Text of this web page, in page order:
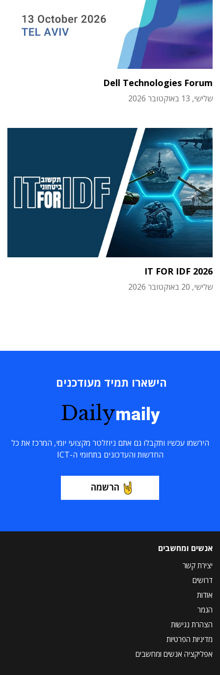
Dell Technologies Forum
שלישי, 13 באוקטובר 2026
IT FOR IDF 2026
שלישי, 20 באוקטובר 2026
הישארו תמיד מעודכנים
Dailymaily
הירשמו עכשיו ותקבלו גם אתם ניוזלטר מקצועי יומי, המרכז את כל
החדשות והעדכונים בתחומי ה-ICT
הרשמה
אנשים ומחשבים
יצירת קשר
דרושים
אודות
הנמר
הצהרת נגישות
מדיניות הפרטיות
אפליקציה אנשים ומחשבים